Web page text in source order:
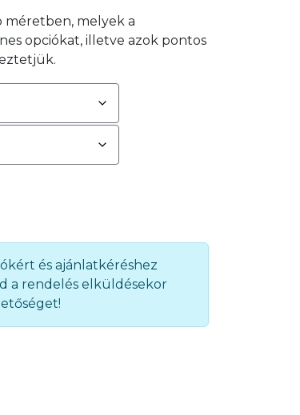
melyek a
opciókat, illetve azok pontos
és ajánlatkéréshez
a rendelés elküldésekor